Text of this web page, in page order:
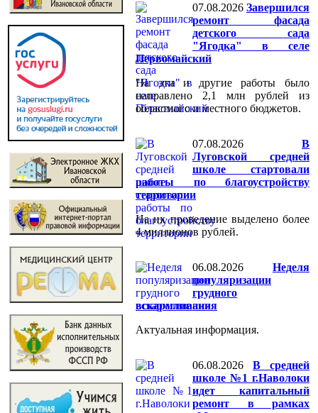
07.08.2026 Завершился
ремонт фасада
детского сада
"Ягодка" в селе
Первомайский
На эти и другие работы было
направлено 2,1 млн рублей из
областного и местного бюджетов.
07.08.2026
️В
Луговской средней
школе стартовали
работы по благоустройству
территории
На их проведение выделено более
4 миллионов рублей.
06.08.2026
Неделя
популяризации
грудного
вскармливания
Актуальная информация.
06.08.2026
В средней
школе №1 г.Наволоки
идет капитальный
ремонт в рамках